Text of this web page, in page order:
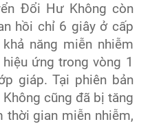
Đổi Hư Không còn
hồi chỉ 6 giây ở cấp
năng miễn nhiễm
ứng trong vòng 1
giáp. Tại phiên bản
cũng đã bị tăng
thời gian miễn nhiễm,